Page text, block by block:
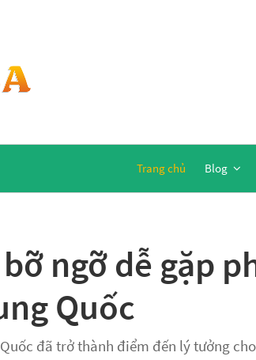
Trang chủ Blog
ngỡ dễ gặp
Quốc
đã trở thành điểm đến lý tưởng